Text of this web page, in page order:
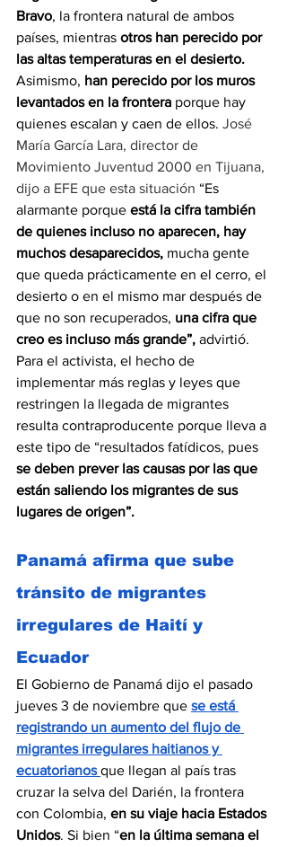
Bravo, la frontera natural de ambos
países, mientras otros han perecido por
las altas temperaturas en el desierto.
Asimismo, han perecido por los muros
levantados en la frontera porque hay
quienes escalan y caen de ellos. José
María García Lara, director de
Movimiento Juventud 2000 en Tijuana,
dijo a EFE que esta situación “Es
alarmante porque está la cifra también
de quienes incluso no aparecen, hay
muchos desaparecidos, mucha gente
que queda prácticamente en el cerro, el
desierto o en el mismo mar después de
que no son recuperados, una cifra que
creo es incluso más grande”, advirtió.
Para el activista, el hecho de
implementar más reglas y leyes que
restringen la llegada de migrantes
resulta contraproducente porque lleva a
este tipo de “resultados fatídicos, pues
se deben prever las causas por las que
están saliendo los migrantes de sus
lugares de origen”.
Panamá afirma que sube
tránsito de migrantes
irregulares de Haití y
Ecuador
El Gobierno de Panamá dijo el pasado
jueves 3 de noviembre que se está
registrando un aumento del flujo de
migrantes irregulares haitianos y
ecuatorianos que llegan al país tras
cruzar la selva del Darién, la frontera
con Colombia, en su viaje hacia Estados
Unidos. Si bien “en la última semana el